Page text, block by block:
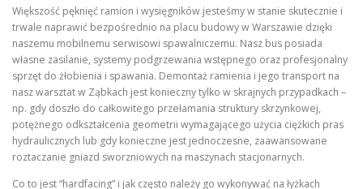
Większość pęknięć ramion i wysięgników jesteśmy w stanie skutecznie i
trwale naprawić bezpośrednio na placu budowy w Warszawie dzięki
naszemu mobilnemu serwisowi spawalniczemu. Nasz bus posiada
własne zasilanie, systemy podgrzewania wstępnego oraz profesjonalny
sprzęt do żłobienia i spawania. Demontaż ramienia i jego transport na
nasz warsztat w Ząbkach jest konieczny tylko w skrajnych przypadkach –
np. gdy doszło do całkowitego przełamania struktury skrzynkowej,
potężnego odkształcenia geometrii wymagającego użycia ciężkich pras
hydraulicznych lub gdy konieczne jest jednoczesne, zaawansowane
roztaczanie gniazd sworzniowych na maszynach stacjonarnych.
Co to jest “hardfacing” i jak często należy go wykonywać na łyżkach